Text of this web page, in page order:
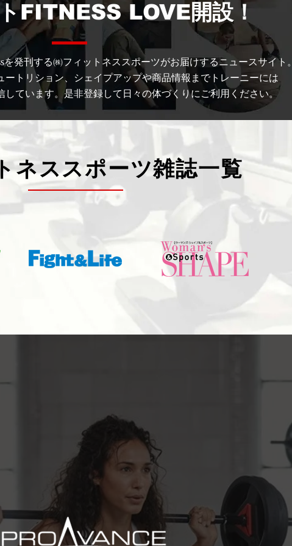
FITNESS LOVE開設！
を発刊する㈱フィットネススポーツがお届けするニュースサイト。
ートリション、シェイプアップや商品情報までトレーニーには
しています。是非登録して日々の体づくりにご利用ください。
ネススポーツ雑誌一覧